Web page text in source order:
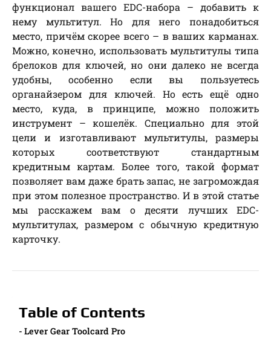
функционал вашего EDC-набора – добавить к
нему мультитул. Но для него понадобиться
место, причём скорее всего – в ваших карманах.
Можно, конечно, использовать мультитулы типа
брелоков для ключей, но они далеко не всегда
удобны, особенно если вы пользуетесь
органайзером для ключей. Но есть ещё одно
место, куда, в принципе, можно положить
инструмент – кошелёк. Специально для этой
цели и изготавливают мультитулы, размеры
которых соответствуют стандартным
кредитным картам. Более того, такой формат
позволяет вам даже брать запас, не загромождая
при этом полезное пространство. И в этой статье
мы расскажем вам о десяти лучших EDC-
мультитулах, размером с обычную кредитную
карточку.
Table of Contents
Lever Gear Toolcard Pro